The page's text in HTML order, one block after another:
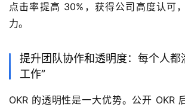
点击率提高 30%，获得公司高度认可
力。
提升团队协作和透明度：每个人都
工作”
OKR 的透明性是一大优势。公开 OKR